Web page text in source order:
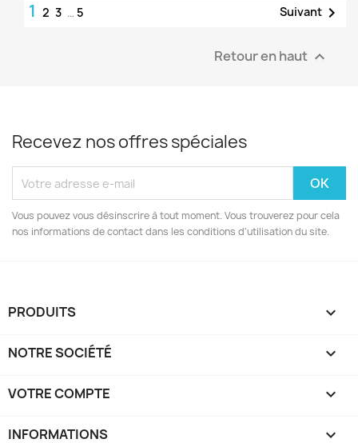
1 2 3 … 5 Suivant 
Retour en haut 
Recevez nos offres spéciales
Vous pouvez vous désinscrire à tout moment. Vous trouverez pour cela
nos informations de contact dans les conditions d'utilisation du site.
PRODUITS 
NOTRE SOCIÉTÉ 
VOTRE COMPTE 
INFORMATIONS keyboard_arrow_down